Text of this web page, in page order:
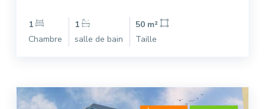
1
Chambre
1
salle de bain
50 m²
Taille